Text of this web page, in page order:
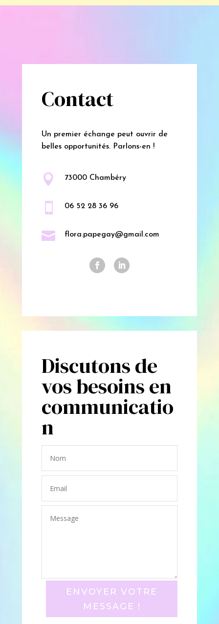
Contact
Un premier échange peut ouvrir de
belles opportunités. Parlons-en !
 73000 Chambéry
 06 52 28 36 96
 flora.papegay@gmail.com
Discutons de
vos besoins en
communicatio
n
ENVOYER VOTRE
MESSAGE !